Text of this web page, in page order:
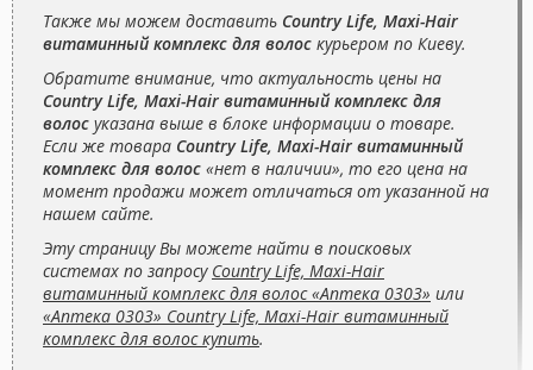
Также мы можем доставить Country Life, Maxi-Hair
витаминный комплекс для волос курьером по Киеву.
Обратите внимание, что актуальность цены на
Country Life, Maxi-Hair витаминный комплекс для
волос указана выше в блоке информации о товаре.
Если же товара Country Life, Maxi-Hair витаминный
комплекс для волос «нет в наличии», то его цена на
момент продажи может отличаться от указанной на
нашем сайте.
Эту страницу Вы можете найти в поисковых
системах по запросу Country Life, Maxi-Hair
витаминный комплекс для волос «Аптека 0303» или
«Аптека 0303» Country Life, Maxi-Hair витаминный
комплекс для волос купить.